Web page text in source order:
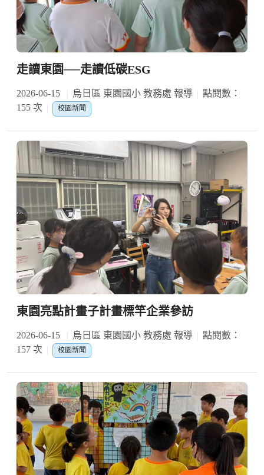
走讀東園──走讀低碳ESG
2026-06-15 烏日區 東園國小 教務處 報導
點閱數：
155 次
校園新聞
東園亮點計畫子計畫標竿企業參訪
2026-06-15 烏日區 東園國小 教務處 報導
點閱數：
157 次
校園新聞